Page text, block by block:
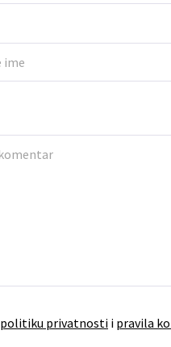
politiku privatnosti i pravila